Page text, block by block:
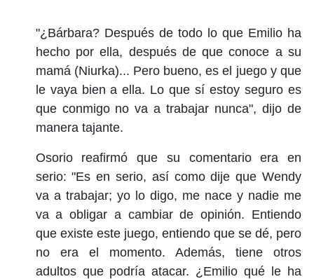
"¿Bárbara? Después de todo lo que Emilio ha
hecho por ella, después de que conoce a su
mamá (Niurka)... Pero bueno, es el juego y que
le vaya bien a ella. Lo que sí estoy seguro es
que conmigo no va a trabajar nunca", dijo de
manera tajante.
Osorio reafirmó que su comentario era en
serio: "Es en serio, así como dije que Wendy
va a trabajar; yo lo digo, me nace y nadie me
va a obligar a cambiar de opinión. Entiendo
que existe este juego, entiendo que se dé, pero
no era el momento. Además, tiene otros
adultos que podría atacar. ¿Emilio qué le ha